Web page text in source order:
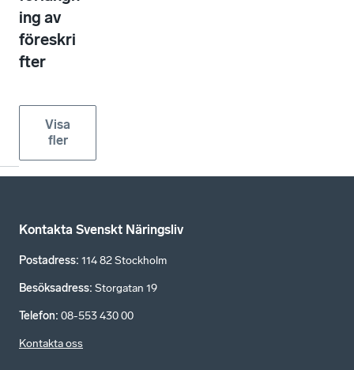
ing av
föreskri
fter
Visa
fler
Kontakta Svenskt Näringsliv
Postadress: 114 82 Stockholm
Besöksadress: Storgatan 19
Telefon: 08-553 430 00
Kontakta oss